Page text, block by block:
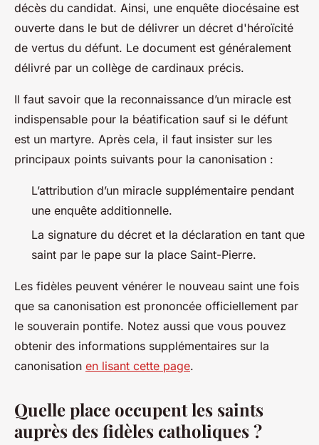
décès du candidat. Ainsi, une enquête diocésaine est
ouverte dans le but de délivrer un décret d'héroïcité
de vertus du défunt. Le document est généralement
délivré par un collège de cardinaux précis.
Il faut savoir que la reconnaissance d’un miracle est
indispensable pour la béatification sauf si le défunt
est un martyre. Après cela, il faut insister sur les
principaux points suivants pour la canonisation :
L’attribution d’un miracle supplémentaire pendant
une enquête additionnelle.
La signature du décret et la déclaration en tant que
saint par le pape sur la place Saint-Pierre.
Les fidèles peuvent vénérer le nouveau saint une fois
que sa canonisation est prononcée officiellement par
le souverain pontife. Notez aussi que vous pouvez
obtenir des informations supplémentaires sur la
canonisation en lisant cette page.
Quelle place occupent les saints
auprès des fidèles catholiques ?